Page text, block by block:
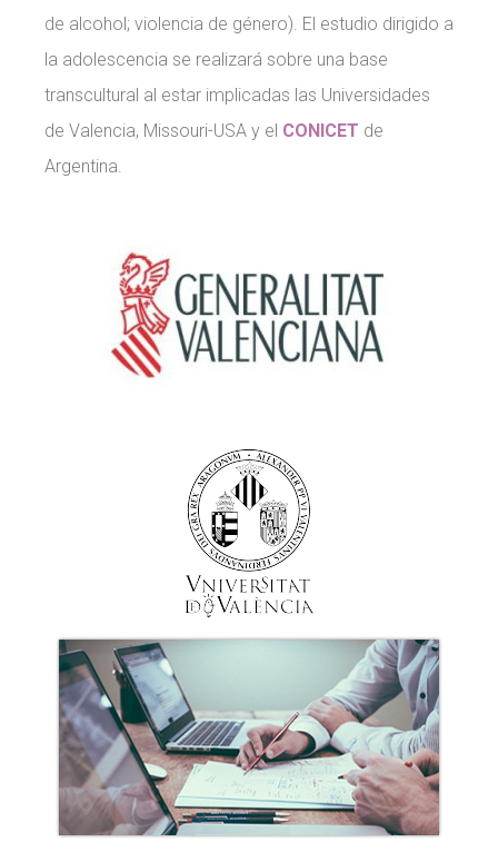
de alcohol; violencia de género). El estudio dirigido a
la adolescencia se realizará sobre una base
transcultural al estar implicadas las Universidades
de Valencia, Missouri-USA y el CONICET de
Argentina.